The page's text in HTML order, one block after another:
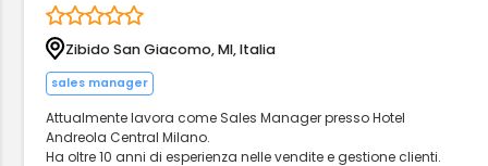
Zibido San Giacomo, MI, Italia
sales manager
Attualmente lavora come Sales Manager presso Hotel
Andreola Central Milano.
Ha oltre 10 anni di esperienza nelle vendite e gestione clienti.